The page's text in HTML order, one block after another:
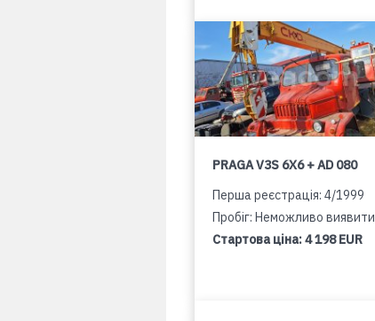
PRAGA V3S 6X6 + AD 080
Перша реєстрація: 4/1999
Пробіг: Неможливо виявити
Стартова ціна:4 198 EUR